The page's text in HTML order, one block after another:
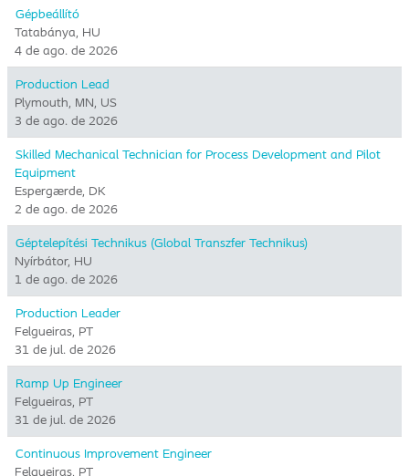
Gépbeállító
Tatabánya, HU
4 de ago. de 2026
Production Lead
Plymouth, MN, US
3 de ago. de 2026
Skilled Mechanical Technician for Process Development and Pilot
Equipment
Espergærde, DK
2 de ago. de 2026
Géptelepítési Technikus (Global Transzfer Technikus)
Nyírbátor, HU
1 de ago. de 2026
Production Leader
Felgueiras, PT
31 de jul. de 2026
Ramp Up Engineer
Felgueiras, PT
31 de jul. de 2026
Continuous Improvement Engineer
Felgueiras, PT